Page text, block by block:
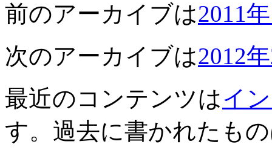
前のアーカイブは2011
次のアーカイブは2012
最近のコンテンツはイ
す。過去に書かれたも